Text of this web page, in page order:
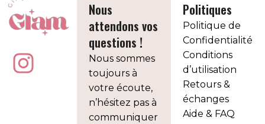
Nous
attendons vos
questions !
Nous sommes
toujours à
votre écoute,
n’hésitez pas à
communiquer
Politiques
Politique de
Confidentialité
Conditions
d’utilisation
Retours &
échanges
Aide & FAQ